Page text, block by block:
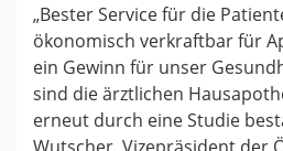
„Bester Service für die
ökonomisch verkraftbar für
ein Gewinn für unser
sind die ärztlichen
erneut durch eine Studie